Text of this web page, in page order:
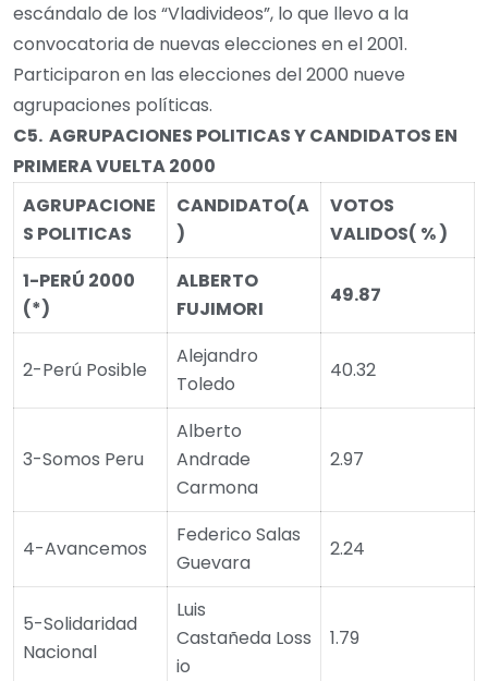
escándalo de los “Vladivideos”, lo que llevo a la
convocatoria de nuevas elecciones en el 2001.
Participaron en las elecciones del 2000 nueve
agrupaciones políticas.
C5. AGRUPACIONES POLITICAS Y CANDIDATOS EN
PRIMERA VUELTA 2000
AGRUPACIONE
S POLITICAS
CANDIDATO(A
)
VOTOS
VALIDOS( % )
1-PERÚ 2000
(*)
ALBERTO
FUJIMORI
49.87
2-Perú Posible
Alejandro
Toledo
40.32
3-Somos Peru
Alberto
Andrade
Carmona
2.97
4-Avancemos
Federico Salas
Guevara
2.24
5-Solidaridad
Nacional
Luis
Castañeda Loss
io
1.79